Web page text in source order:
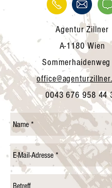
Agentur Zillner
A-1180 Wien
0043 676 958 44